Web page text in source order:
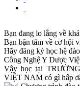
Bạn đang lo lắng về
Bạn bận tâm về cơ hội
Hãy đăng ký học hệ
Công Nghệ Y Dược
Vậy học tại
VIỆT NAM có gì hấp